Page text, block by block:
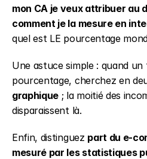
mon CA je veux attribuer au
comment je la mesure en
quel est LE pourcentage
Une astuce simple : quand
pourcentage, cherchez en
graphique ; la moitié des
disparaissent là.
Enfin, distinguez part du e-
mesuré par les statistiques